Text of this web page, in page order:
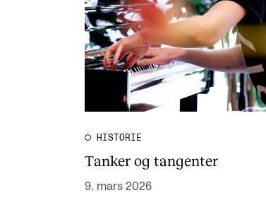
HISTORIE
Tanker og tangenter
9. mars 2026